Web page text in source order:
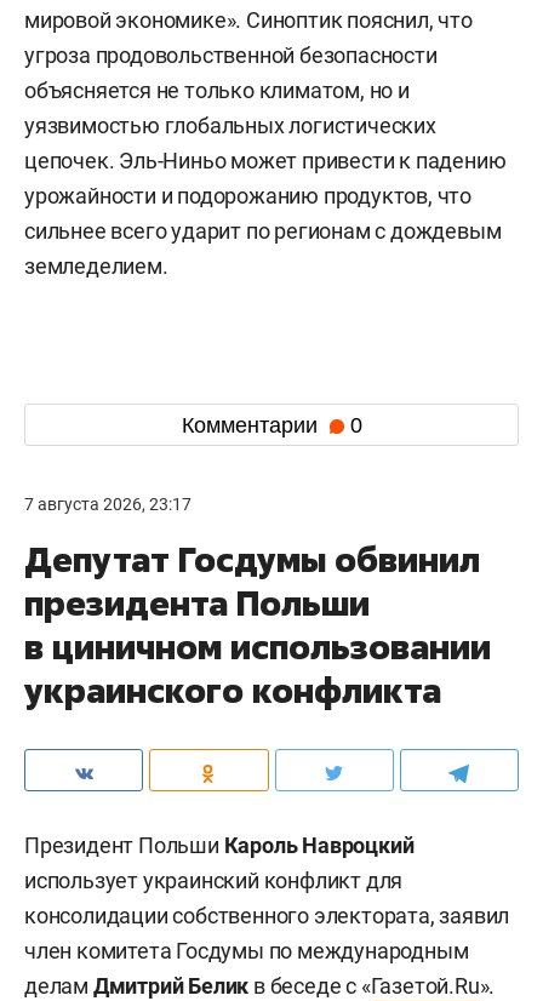
мировой экономике». Синоптик пояснил, что
угроза продовольственной безопасности
объясняется не только климатом, но и
уязвимостью глобальных логистических
цепочек. Эль-Ниньо может привести к падению
урожайности и подорожанию продуктов, что
сильнее всего ударит по регионам с дождевым
земледелием.
Комментарии 0
7 августа 2026, 23:17
Депутат Госдумы обвинил
президента Польши
в циничном использовании
украинского конфликта
Президент Польши Кароль Навроцкий
использует украинский конфликт для
консолидации собственного электората, заявил
член комитета Госдумы по международным
делам Дмитрий Белик в беседе с «Газетой.Ru».